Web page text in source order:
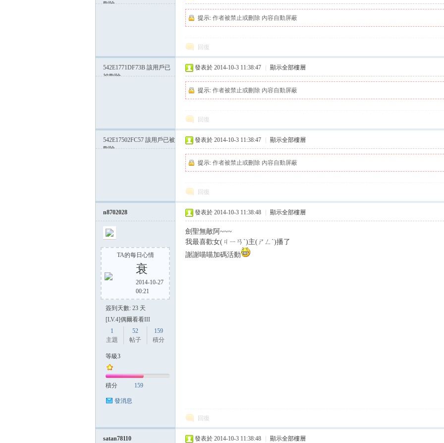
刪除
提示: 作者被禁止或刪除 內容自動屏蔽
回復
542E1771DF73B 該用戶已
被刪除
發表於 2014-10-3 11:38:47 顯示全部樓層
提示: 作者被禁止或刪除 內容自動屏蔽
回復
542E17502FC57 該用戶已被
刪除
發表於 2014-10-3 11:38:47 顯示全部樓層
提示: 作者被禁止或刪除 內容自動屏蔽
回復
n8702028
TA的每日心情
衰
2014-10-27
00:21
簽到天數: 23 天
[LV.4]偶爾看看III
1
主題
52
帖子
159
積分
等級3
積分 159
發消息
發表於 2014-10-3 11:38:48 顯示全部樓層
劍聖無敵阿~~~
我最喜歡女(ㄐㄧㄢˋ)主(ㄕㄥˋ)播了
謝謝喵喵加碼活動
回復
satan78110 發表於 2014-10-3 11:38:48 顯示全部樓層